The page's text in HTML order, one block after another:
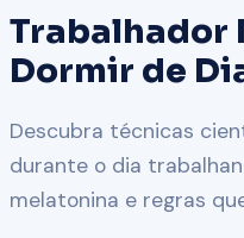
Trabalhador
Dormir de
Descubra técnicas
durante o dia
melatonina e regras